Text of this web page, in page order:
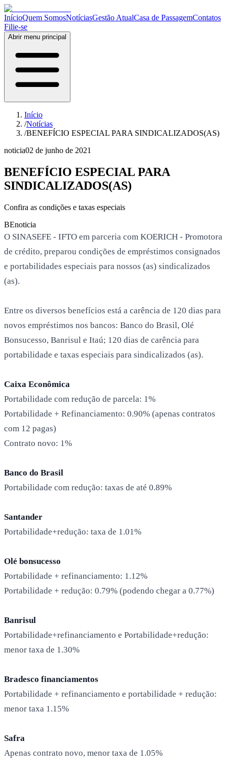
InícioQuem SomosNotíciasGestão AtualCasa de PassagemContatos
Filie-se
Abrir menu principal
Início
/Notícias
/BENEFÍCIO ESPECIAL PARA SINDICALIZADOS(AS)
noticia02 de junho de 2021
BENEFÍCIO ESPECIAL PARA
SINDICALIZADOS(AS)
Confira as condições e taxas especiais
BEnoticia
O SINASEFE - IFTO em parceria com KOERICH - Promotora
de crédito, preparou condições de empréstimos consignados
e portabilidades especiais para nossos (as) sindicalizados
(as).
Entre os diversos benefícios está a carência de 120 dias para
novos empréstimos nos bancos: Banco do Brasil, Olé
Bonsucesso, Banrisul e Itaú; 120 dias de carência para
portabilidade e taxas especiais para sindicalizados (as).
Caixa Econômica
Portabilidade com redução de parcela: 1%
Portabilidade + Refinanciamento: 0.90% (apenas contratos
com 12 pagas)
Contrato novo: 1%
Banco do Brasil
Portabilidade com redução: taxas de até 0.89%
Santander
Portabilidade+redução: taxa de 1.01%
Olé bonsucesso
Portabilidade + refinanciamento: 1.12%
Portabilidade + redução: 0.79% (podendo chegar a 0.77%)
Banrisul
Portabilidade+refinanciamento e Portabilidade+redução:
menor taxa de 1.30%
Bradesco financiamentos
Portabilidade + refinanciamento e portabilidade + redução:
menor taxa 1.15%
Safra
Apenas contrato novo, menor taxa de 1.05%